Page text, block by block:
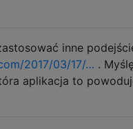
inne
2017/03/17/… .
aplikacja to